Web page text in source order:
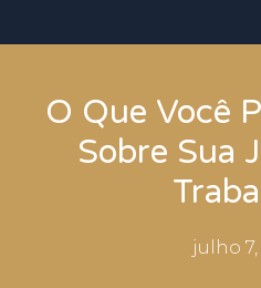
O Que Você
Sobre Sua
julho 7,